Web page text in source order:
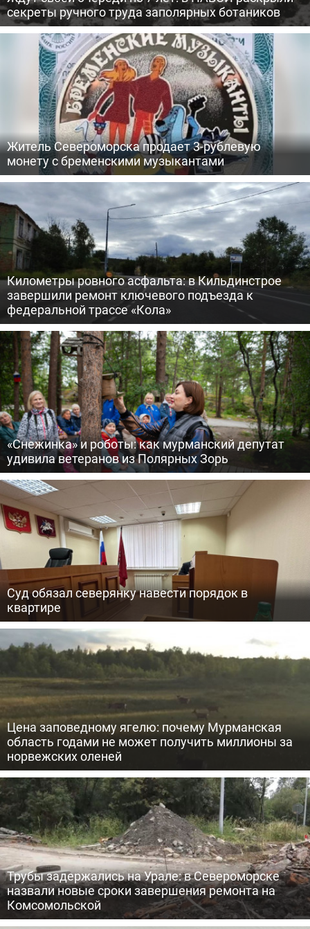
секреты ручного труда заполярных ботаников
Житель Североморска продает 3-рублевую
монету с бременскими музыкантами
Километры ровного асфальта: в Кильдинстрое
завершили ремонт ключевого подъезда к
федеральной трассе «Кола»
«Снежинка» и роботы: как мурманский депутат
удивила ветеранов из Полярных Зорь
Суд обязал северянку навести порядок в
квартире
Цена заповедному ягелю: почему Мурманская
область годами не может получить миллионы за
норвежских оленей
Трубы задержались на Урале: в Североморске
назвали новые сроки завершения ремонта на
Комсомольской